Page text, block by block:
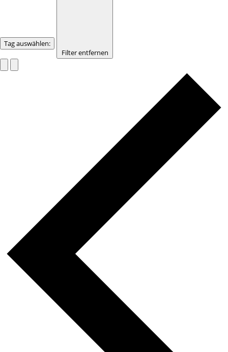
Tag auswählen:
Filter entfernen